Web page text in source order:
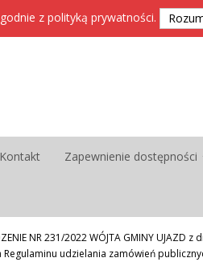
z polityką prywatności.
Kontakt Zapewnienie dostępności
NR 231/2022 WÓJTA GMINY UJAZD
udzielania zamówień